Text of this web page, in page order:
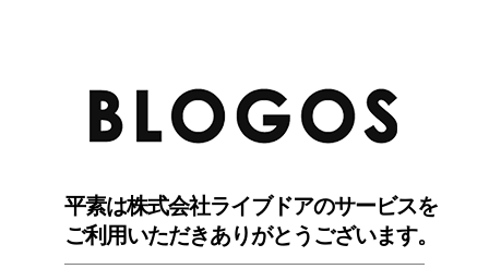
平素は株式会社ライブドアのサービスを
ご利用いただきありがとうございます。